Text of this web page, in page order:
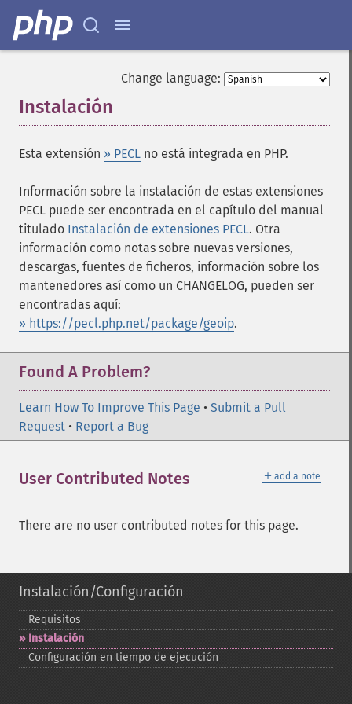
Change language:
Instalación
Esta extensión » PECL no está integrada en PHP.
Información sobre la instalación de estas extensiones
PECL puede ser encontrada en el capítulo del manual
titulado Instalación de extensiones PECL. Otra
información como notas sobre nuevas versiones,
descargas, fuentes de ficheros, información sobre los
mantenedores así como un CHANGELOG, pueden ser
encontradas aquí:
» https://pecl.php.net/package/geoip.
Found A Problem?
Learn How To Improve This Page • Submit a Pull
Request • Report a Bug
＋ add a note
User Contributed Notes
There are no user contributed notes for this page.
Instalación/Configuración
Requisitos
Instalación
Configuración en tiempo de ejecución